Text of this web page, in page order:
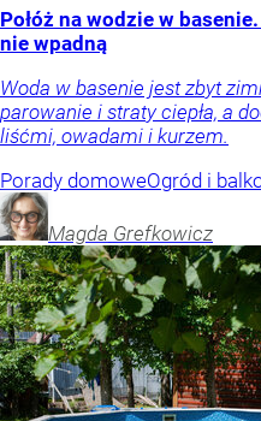
Połóż na wodzie w
nie wpadną
Woda w basenie jest zbyt
parowanie i straty ciepła, a
liśćmi, owadami i kurzem.
Porady domoweOgród i
Magda Grefkowicz